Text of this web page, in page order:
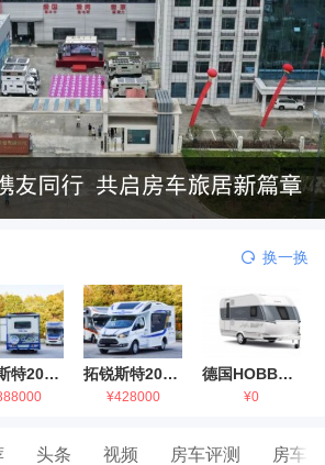
换一换
拓锐斯特2021款进口依维柯房车 拓锐斯特2021款 福特T型锐典版房车
¥428000
德国HOBBY拖挂房车豪华版
¥0
头条 视频 房车评测 房车